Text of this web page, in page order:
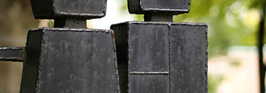
Home
About
조잔케이에 대하여
News
News